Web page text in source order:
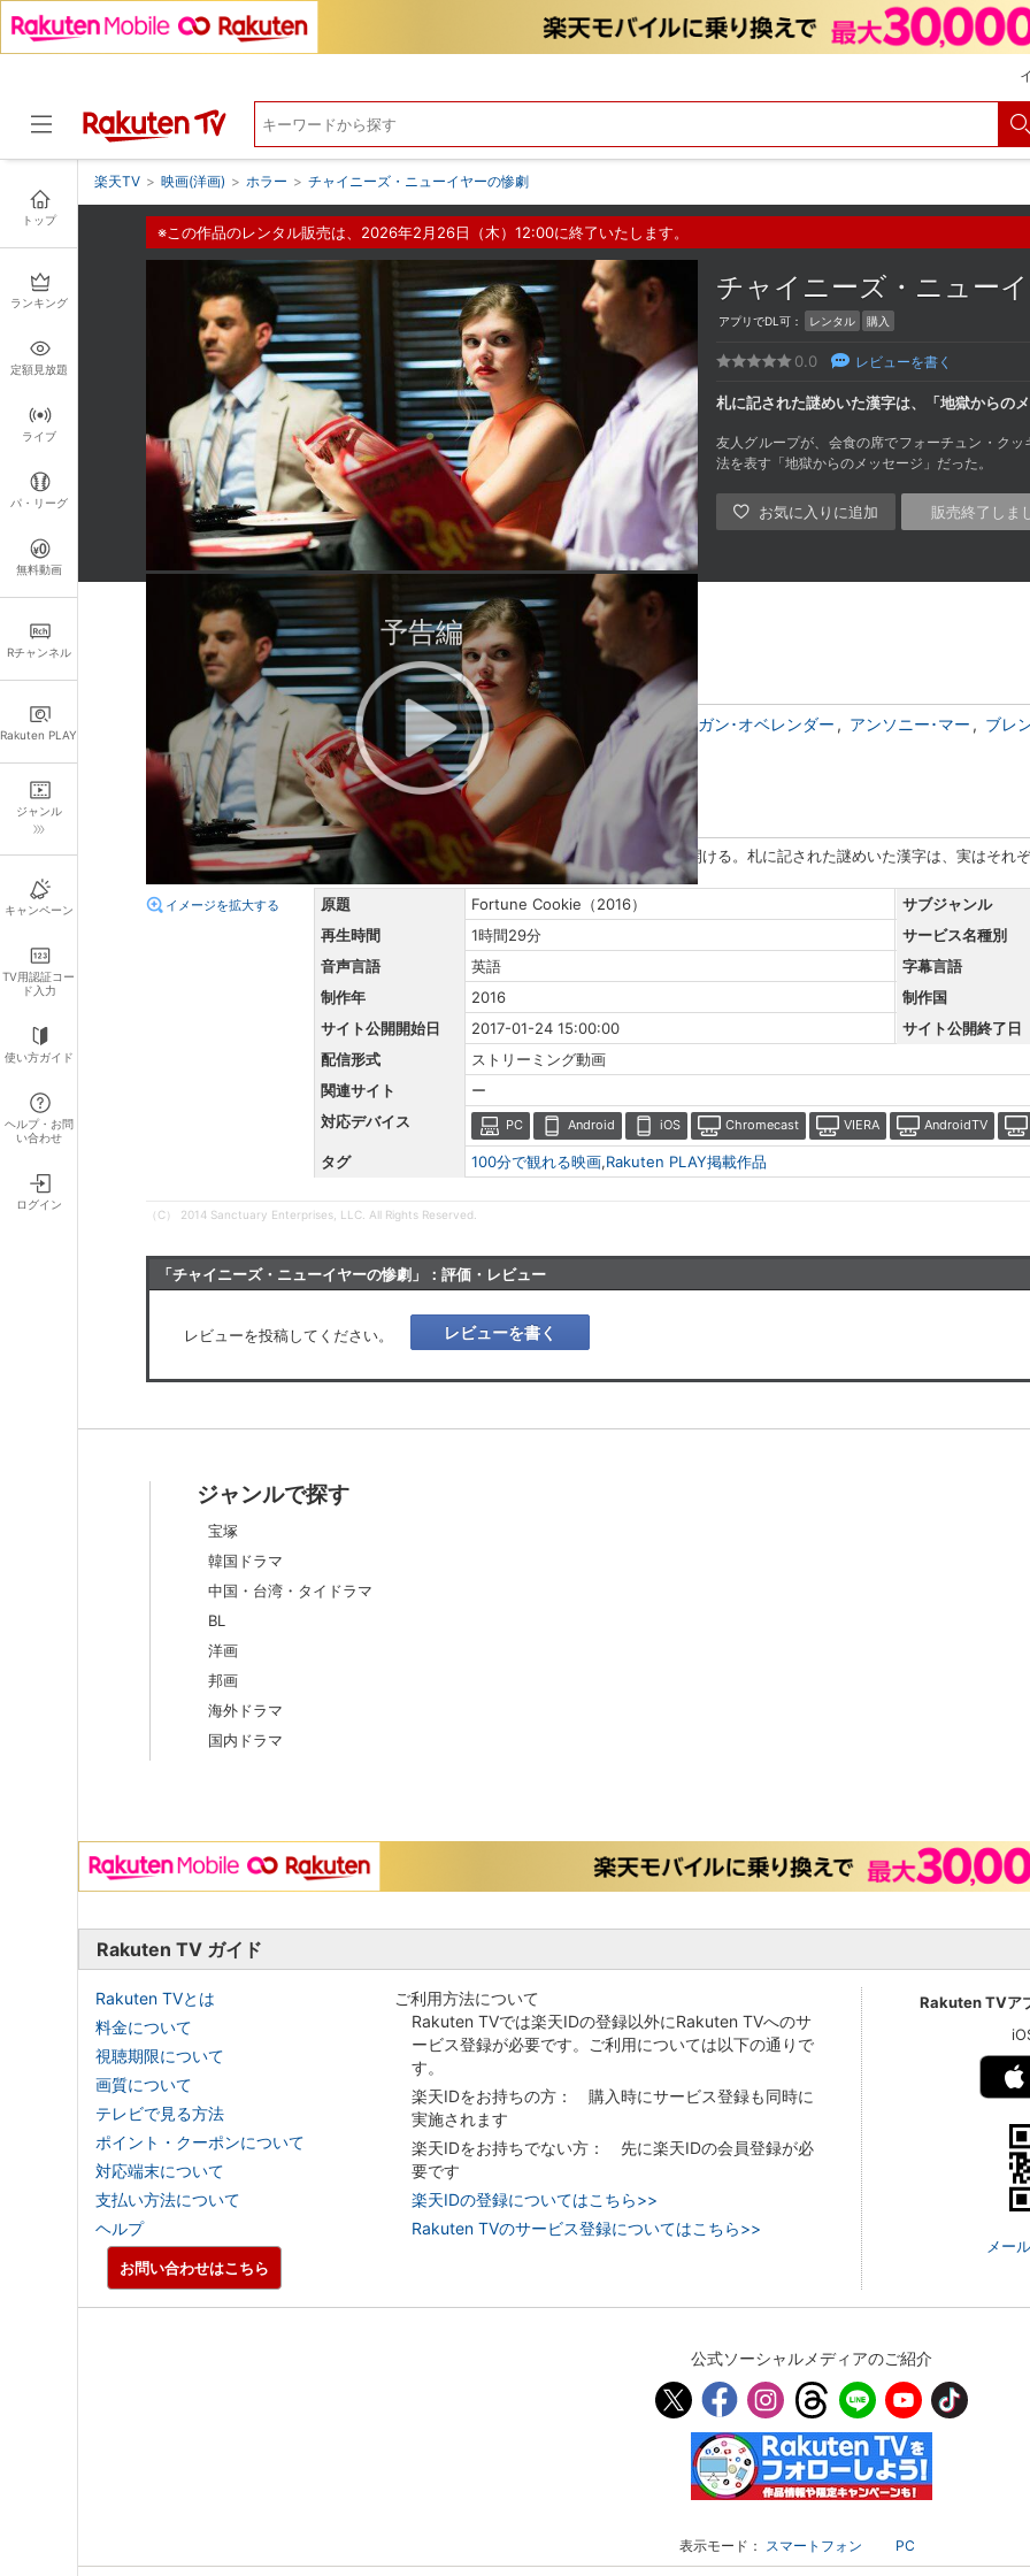
トップ
ランキング
定額見放題
ライブ
パ・リーグ
無料動画
Rチャンネル
Rakuten PLAY
ジャンル
キャンペーン
TV用認証コー
ド入力
使い方ガイド
ヘルプ・お問
い合わせ
ログイン
楽天TV > 映画(洋画) > ホラー > チャイニーズ・ニューイヤーの惨劇
※この作品のレンタル販売は、2026年2月26日（木）12:00に終了いたします。
予告編
チャイニーズ・ニュー
アプリでDL可： レンタル 購入
0.0 レビューを書く
札に記された謎めいた漢字は、「地獄からのメ
友人グループが、会食の席でフォーチュン・ク
法を表す「地獄からのメッセージ」だった。
販売終了しま
詳細情報
イメージを拡大する
キャスト・スタッフ
出演：ディナ・メイヤー ライアン・メリマン モーガン･オベレンダー アンソニー･マー ブレ
監督：ロブ･パラティーナ
脚本：ロブ･パラティーナ
あらすじ
友人グループが、会食の席でフォーチュン・クッキーを開ける。札に記された謎めいた漢字は、実はそれ
原題 Fortune Cookie（2016） サブジャンル
再生時間
1時間29分 サービス名種別
音声言語
英語 字幕言語
制作年
2016 制作国
サイト公開開始日
2017-01-24 15:00:00 サイト公開終了日
配信形式
ストリーミング動画
関連サイト
ー
対応デバイス
PC Android iOS Chromecast VIERA AndroidTV
タグ 100分で観れる映画,Rakuten PLAY掲載作品
（C） 2014 Sanctuary Enterprises, LLC. All Rights Reserved.
「チャイニーズ・ニューイヤーの惨劇」：評価・レビュー
レビューを投稿してください。 レビューを書く
ジャンルで探す
宝塚
韓国ドラマ
中国・台湾・タイドラマ
BL
洋画
邦画
海外ドラマ
国内ドラマ
Rakuten TV ガイド
Rakuten TVとは
料金について
視聴期限について
画質について
テレビで見る方法
ポイント・クーポンについて
対応端末について
支払い方法について
ヘルプ
ご利用方法について
Rakuten TVでは楽天IDの登録以外にRakuten TVへのサ
ービス登録が必要です。ご利用については以下の通りで
す。
楽天IDをお持ちの方： 購入時にサービス登録も同時に
実施されます
楽天IDをお持ちでない方： 先に楽天IDの会員登録が必
要です
楽天IDの登録についてはこちら>>
Rakuten TVのサービス登録についてはこちら>>
Rakuten TVア
メー
お問い合わせはこちら
公式ソーシャルメディアのご紹介
表示モード： スマートフォン PC